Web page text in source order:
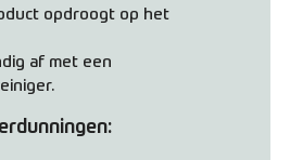
opdroogt op het
af met een